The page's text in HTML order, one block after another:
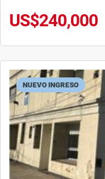
US$240,000
NUEVO INGRESO